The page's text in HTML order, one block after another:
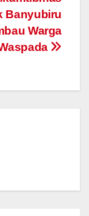
Banyubiru
Warga